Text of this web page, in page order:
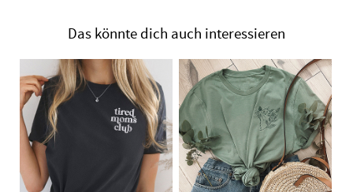
Das könnte dich auch interessieren